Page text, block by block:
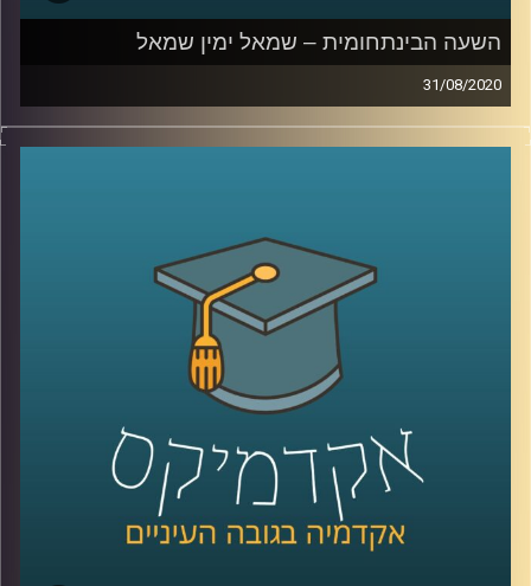
השעה הבינתחומית – שמאל ימין שמאל
31/08/2020
ממש כמו יין ויאנג, גם השמאל והימין המנוגדים
פרופ' גלעד הירשברגר, חוקר פסיכולוגיה
פוליטית מביה"ס ברוך איבצ'ר לפסיכולוגיה
באוניברסיטת רייכמן, מספר על מחקרים שונים
שמראים כי אנחנו חייבים גם ימין וגם שמאל,
ושבעצם גם כל אחד מהצדדים הפוליטיים מבין
קרדיט תמונות:AudioVersity